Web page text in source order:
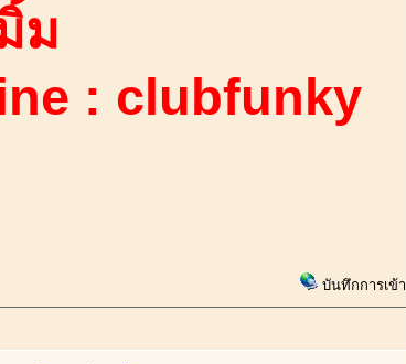
ม
: clubfunky
บันทึกการเข้า